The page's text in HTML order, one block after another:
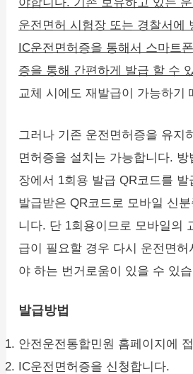
운전면허 시험장 또는 경찰서에
IC운전면허증을 통해서 스마트
증을 통해 간편하게 발급 할 수
교체 시에도 재발급이 가능하기
그러나 기존 운전면허증을 유지
면허증을 설치는 가능합니다. 방
장에서 1회용 발급 QR코드를
발급받은 QR코드로 모바일 신
니다. 단 1회용이므로 모바일의
급이 필요할 경우 다시 운전면허
야 하는 번거로움이 있을 수 있
발급방법
안전운전통합민원 홈페이지에
IC운전면허증을 신청합니다.